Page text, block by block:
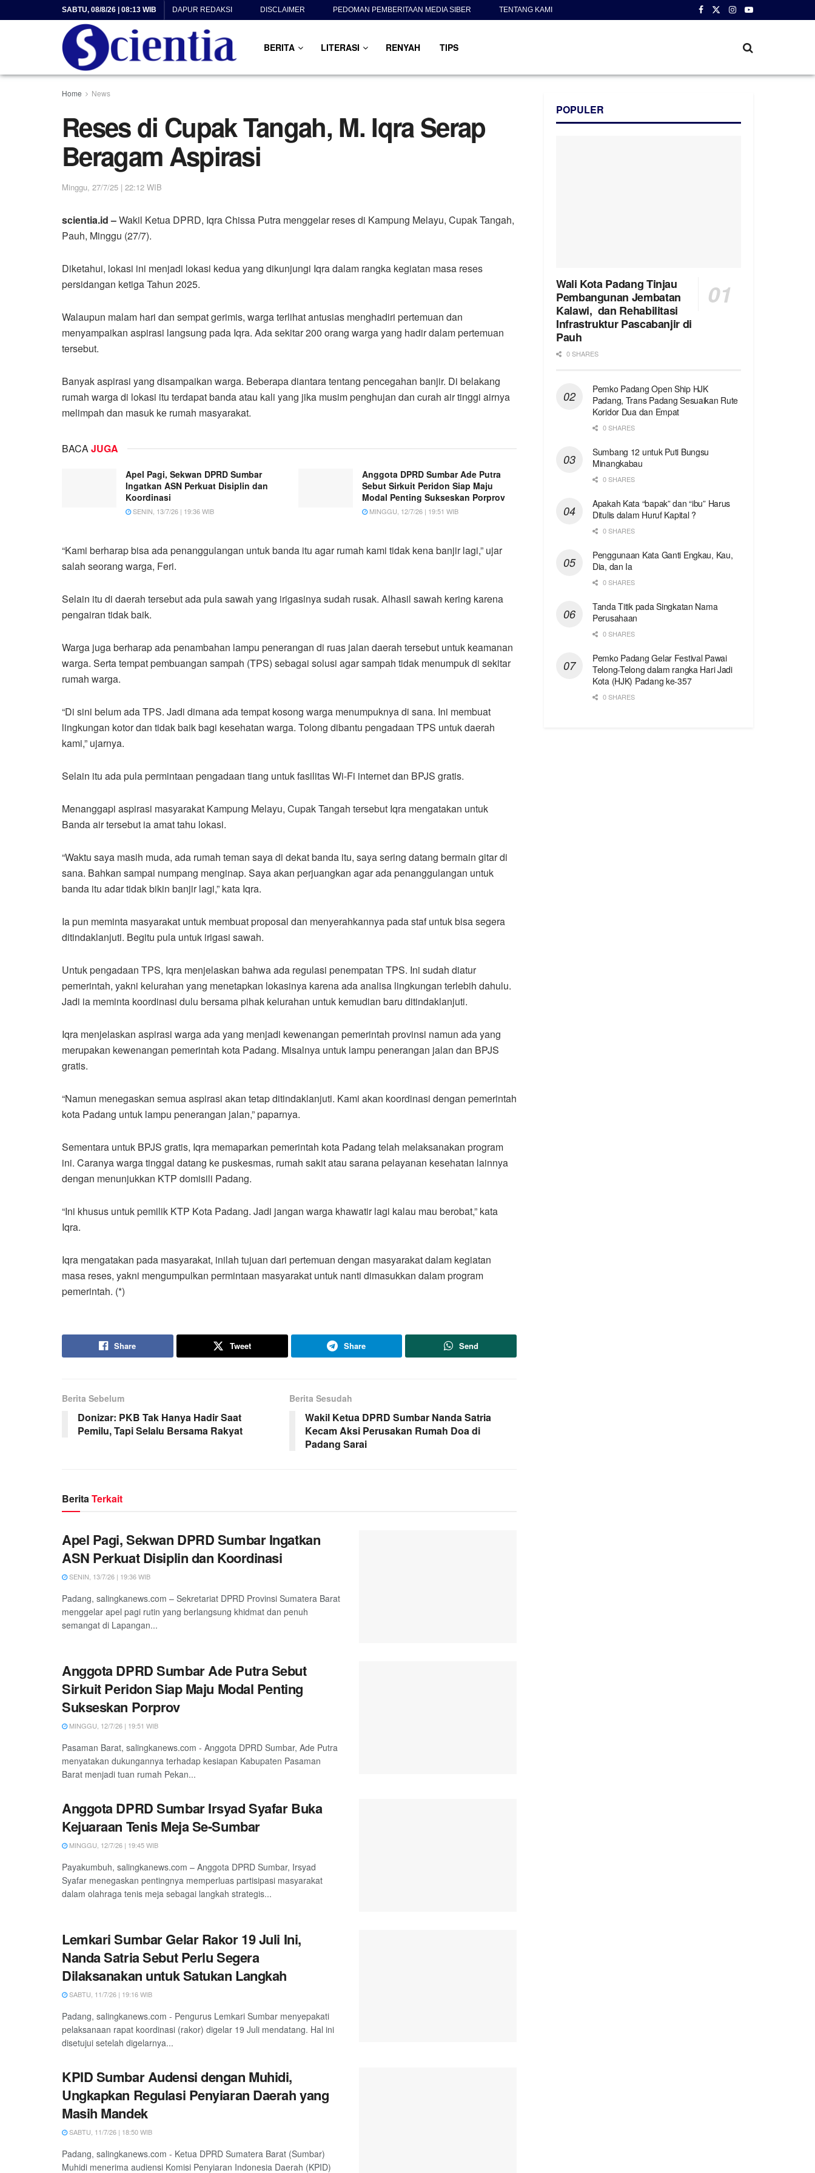
SABTU, 08/8/26 | 08:13 WIB DAPUR REDAKSI DISCLAIMER PEDOMAN PEMBERITAAN MEDIA SIBER TENTANG KAMI
BERITA LITERASI RENYAH TIPS
Home News
Reses di Cupak Tangah, M. Iqra Serap
Beragam Aspirasi
Minggu, 27/7/25 | 22:12 WIB
scientia.id –Wakil Ketua DPRD, Iqra Chissa Putra menggelar reses di Kampung Melayu, Cupak Tangah,
Pauh, Minggu (27/7).
Diketahui, lokasi ini menjadi lokasi kedua yang dikunjungi Iqra dalam rangka kegiatan masa reses
persidangan ketiga Tahun 2025.
Walaupun malam hari dan sempat gerimis, warga terlihat antusias menghadiri pertemuan dan
menyampaikan aspirasi langsung pada Iqra. Ada sekitar 200 orang warga yang hadir dalam pertemuan
tersebut.
Banyak aspirasi yang disampaikan warga. Beberapa diantara tentang pencegahan banjir. Di belakang
rumah warga di lokasi itu terdapat banda atau kali yang jika musim penghujan dan curah air tinggi airnya
melimpah dan masuk ke rumah masyarakat.
BACAJUGA
Apel Pagi, Sekwan DPRD Sumbar
Ingatkan ASN Perkuat Disiplin dan
Koordinasi
SENIN, 13/7/26 | 19:36 WIB
Anggota DPRD Sumbar Ade Putra
Sebut Sirkuit Peridon Siap Maju
Modal Penting Sukseskan Porprov
MINGGU, 12/7/26 | 19:51 WIB
“Kami berharap bisa ada penanggulangan untuk banda itu agar rumah kami tidak kena banjir lagi,” ujar
salah seorang warga, Feri.
Selain itu di daerah tersebut ada pula sawah yang irigasinya sudah rusak. Alhasil sawah kering karena
pengairan tidak baik.
Warga juga berharap ada penambahan lampu penerangan di ruas jalan daerah tersebut untuk keamanan
warga. Serta tempat pembuangan sampah (TPS) sebagai solusi agar sampah tidak menumpuk di sekitar
rumah warga.
“Di sini belum ada TPS. Jadi dimana ada tempat kosong warga menumpuknya di sana. Ini membuat
lingkungan kotor dan tidak baik bagi kesehatan warga. Tolong dibantu pengadaan TPS untuk daerah
kami,” ujarnya.
Selain itu ada pula permintaan pengadaan tiang untuk fasilitas Wi-Fi internet dan BPJS gratis.
Menanggapi aspirasi masyarakat Kampung Melayu, Cupak Tangah tersebut Iqra mengatakan untuk
Banda air tersebut ia amat tahu lokasi.
“Waktu saya masih muda, ada rumah teman saya di dekat banda itu, saya sering datang bermain gitar di
sana. Bahkan sampai numpang menginap. Saya akan perjuangkan agar ada penanggulangan untuk
banda itu adar tidak bikin banjir lagi,” kata Iqra.
Ia pun meminta masyarakat untuk membuat proposal dan menyerahkannya pada staf untuk bisa segera
ditindaklanjuti. Begitu pula untuk irigasi sawah.
Untuk pengadaan TPS, Iqra menjelaskan bahwa ada regulasi penempatan TPS. Ini sudah diatur
pemerintah, yakni kelurahan yang menetapkan lokasinya karena ada analisa lingkungan terlebih dahulu.
Jadi ia meminta koordinasi dulu bersama pihak kelurahan untuk kemudian baru ditindaklanjuti.
Iqra menjelaskan aspirasi warga ada yang menjadi kewenangan pemerintah provinsi namun ada yang
merupakan kewenangan pemerintah kota Padang. Misalnya untuk lampu penerangan jalan dan BPJS
gratis.
“Namun menegaskan semua aspirasi akan tetap ditindaklanjuti. Kami akan koordinasi dengan pemerintah
kota Padang untuk lampu penerangan jalan,” paparnya.
Sementara untuk BPJS gratis, Iqra memaparkan pemerintah kota Padang telah melaksanakan program
ini. Caranya warga tinggal datang ke puskesmas, rumah sakit atau sarana pelayanan kesehatan lainnya
dengan menunjukkan KTP domisili Padang.
“Ini khusus untuk pemilik KTP Kota Padang. Jadi jangan warga khawatir lagi kalau mau berobat,” kata
Iqra.
Iqra mengatakan pada masyarakat, inilah tujuan dari pertemuan dengan masyarakat dalam kegiatan
masa reses, yakni mengumpulkan permintaan masyarakat untuk nanti dimasukkan dalam program
pemerintah. (*)
Share Tweet Share Send
Berita Sebelum
Donizar: PKB Tak Hanya Hadir Saat
Pemilu, Tapi Selalu Bersama Rakyat
Berita Sesudah
Wakil Ketua DPRD Sumbar Nanda Satria
Kecam Aksi Perusakan Rumah Doa di
Padang Sarai
BeritaTerkait
Apel Pagi, Sekwan DPRD Sumbar Ingatkan
ASN Perkuat Disiplin dan Koordinasi
SENIN, 13/7/26 | 19:36 WIB
Padang, salingkanews.com – Sekretariat DPRD Provinsi Sumatera Barat
menggelar apel pagi rutin yang berlangsung khidmat dan penuh
semangat di Lapangan...
Anggota DPRD Sumbar Ade Putra Sebut
Sirkuit Peridon Siap Maju Modal Penting
Sukseskan Porprov
MINGGU, 12/7/26 | 19:51 WIB
Pasaman Barat, salingkanews.com - Anggota DPRD Sumbar, Ade Putra
menyatakan dukungannya terhadap kesiapan Kabupaten Pasaman
Barat menjadi tuan rumah Pekan...
Anggota DPRD Sumbar Irsyad Syafar Buka
Kejuaraan Tenis Meja Se-Sumbar
MINGGU, 12/7/26 | 19:45 WIB
Payakumbuh, salingkanews.com – Anggota DPRD Sumbar, Irsyad
Syafar menegaskan pentingnya memperluas partisipasi masyarakat
dalam olahraga tenis meja sebagai langkah strategis...
Lemkari Sumbar Gelar Rakor 19 Juli Ini,
Nanda Satria Sebut Perlu Segera
Dilaksanakan untuk Satukan Langkah
SABTU, 11/7/26 | 19:16 WIB
Padang, salingkanews.com - Pengurus Lemkari Sumbar menyepakati
pelaksanaan rapat koordinasi (rakor) digelar 19 Juli mendatang. Hal ini
disetujui setelah digelarnya...
KPID Sumbar Audensi dengan Muhidi,
Ungkapkan Regulasi Penyiaran Daerah yang
Masih Mandek
SABTU, 11/7/26 | 18:50 WIB
Padang, salingkanews.com - Ketua DPRD Sumatera Barat (Sumbar)
Muhidi menerima audiensi Komisi Penyiaran Indonesia Daerah (KPID)
POPULER
Wali Kota Padang Tinjau
Pembangunan Jembatan
Kalawi, dan Rehabilitasi
Infrastruktur Pascabanjir di
Pauh
0 SHARES
Pemko Padang Open Ship HJK
Padang, Trans Padang Sesuaikan Rute
Koridor Dua dan Empat
0 SHARES
Sumbang 12 untuk Puti Bungsu
Minangkabau
0 SHARES
Apakah Kata “bapak” dan “ibu” Harus
Ditulis dalam Huruf Kapital ?
0 SHARES
Penggunaan Kata Ganti Engkau, Kau,
Dia, dan Ia
0 SHARES
Tanda Titik pada Singkatan Nama
Perusahaan
0 SHARES
Pemko Padang Gelar Festival Pawai
Telong-Telong dalam rangka Hari Jadi
Kota (HJK) Padang ke-357
0 SHARES